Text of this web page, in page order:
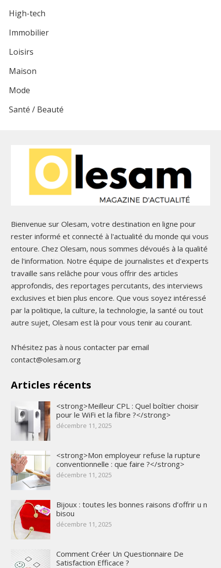
High-tech
Immobilier
Loisirs
Maison
Mode
Santé / Beauté
Bienvenue sur Olesam, votre destination en ligne pour
rester informé et connecté à l'actualité du monde qui vous
entoure. Chez Olesam, nous sommes dévoués à la qualité
de l'information. Notre équipe de journalistes et d'experts
travaille sans relâche pour vous offrir des articles
approfondis, des reportages percutants, des interviews
exclusives et bien plus encore. Que vous soyez intéressé
par la politique, la culture, la technologie, la santé ou tout
autre sujet, Olesam est là pour vous tenir au courant.
N'hésitez pas à nous contacter par email
contact@olesam.org
Articles récents
<strong>Meilleur CPL : Quel boîtier choisir
pour le WiFi et la fibre ?</strong>
décembre 11, 2025
<strong>Mon employeur refuse la rupture
conventionnelle : que faire ?</strong>
décembre 11, 2025
Bijoux : toutes les bonnes raisons d’offrir u n
bisou
décembre 11, 2025
Comment Créer Un Questionnaire De
Satisfaction Efficace ?